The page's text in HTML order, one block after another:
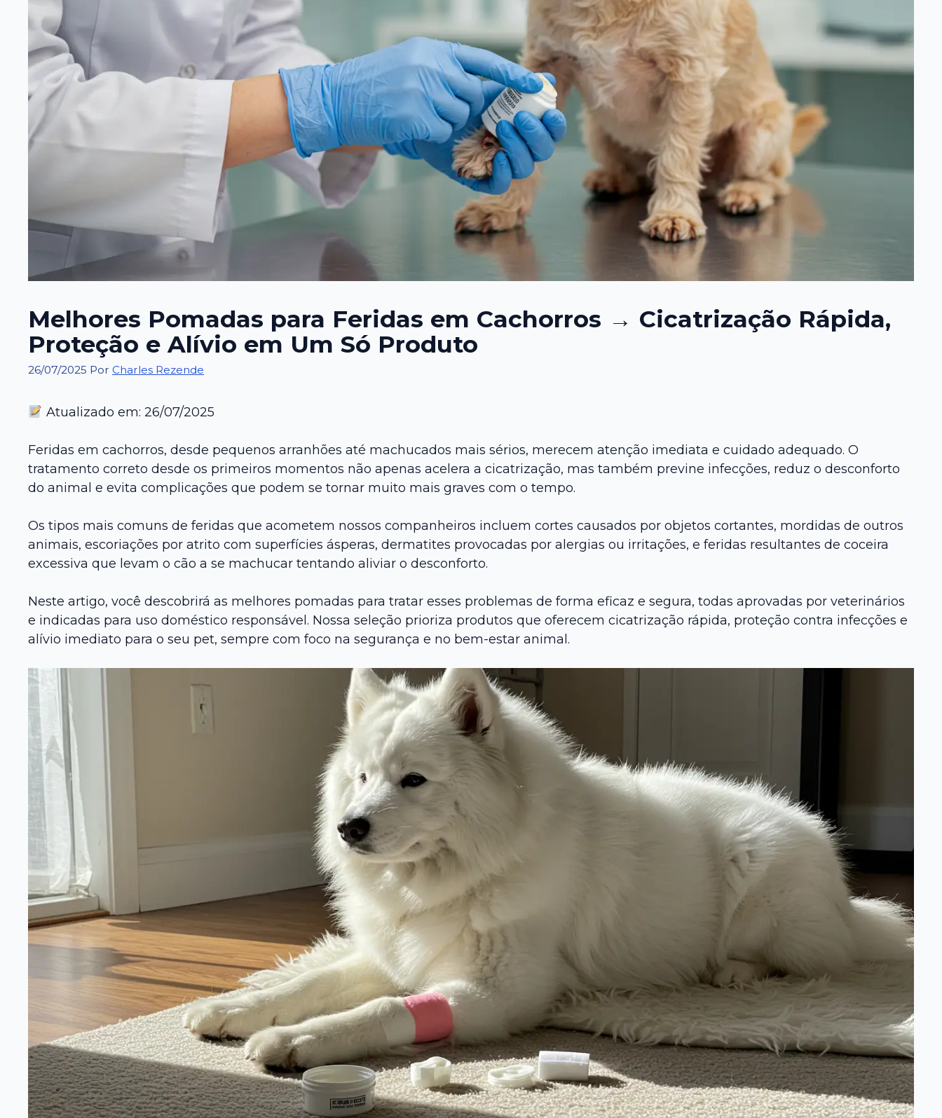
Melhores Pomadas para Feridas em Cachorros → Cicatrização Rápida,
Proteção e Alívio em Um Só Produto
26/07/2025 Por Charles Rezende
Atualizado em: 26/07/2025
Feridas em cachorros, desde pequenos arranhões até machucados mais sérios, merecem atenção imediata e cuidado adequado. O
tratamento correto desde os primeiros momentos não apenas acelera a cicatrização, mas também previne infecções, reduz o desconforto
do animal e evita complicações que podem se tornar muito mais graves com o tempo.
Os tipos mais comuns de feridas que acometem nossos companheiros incluem cortes causados por objetos cortantes, mordidas de outros
animais, escoriações por atrito com superfícies ásperas, dermatites provocadas por alergias ou irritações, e feridas resultantes de coceira
excessiva que levam o cão a se machucar tentando aliviar o desconforto.
Neste artigo, você descobrirá as melhores pomadas para tratar esses problemas de forma eficaz e segura, todas aprovadas por veterinários
e indicadas para uso doméstico responsável. Nossa seleção prioriza produtos que oferecem cicatrização rápida, proteção contra infecções e
alívio imediato para o seu pet, sempre com foco na segurança e no bem-estar animal.